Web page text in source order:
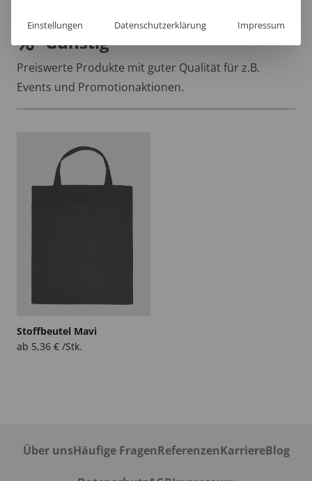
Günstig
Preiswerte Produkte mit guter Qualität für z.B.
Events und Promotionaktionen.
Stoffbeutel Mavi
ab 5,36 € /Stk.
Über unsHäufige FragenReferenzenKarriereBlog
Einstellungen Datenschutzerklärung Impressum